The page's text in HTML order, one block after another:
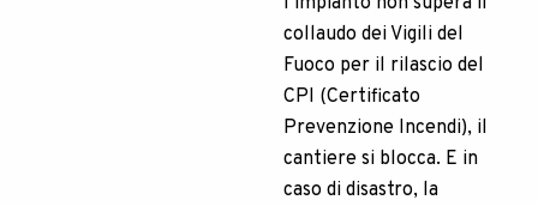
collaudo dei Vigili del
Fuoco per il rilascio del
CPI (Certificato
Prevenzione Incendi), il
cantiere si blocca. E in
caso di disastro, la